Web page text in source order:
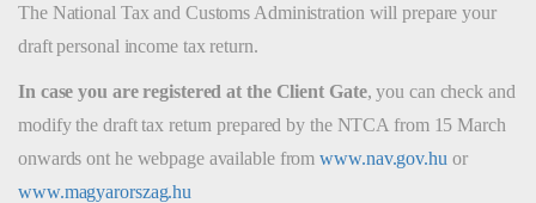
The National Tax and Customs Administration will prepare your
draft personal income tax return.
In case you are registered at the Client Gate, you can check and
modify the draft tax return prepared by the NTCA from 15 March
onwards ont he webpage available fromwww.nav.gov.hu or
www.magyarorszag.hu